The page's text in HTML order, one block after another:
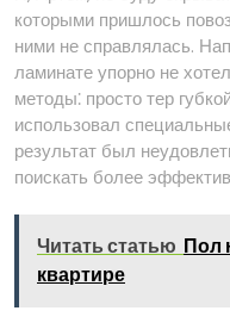
которыми пришлось
ними не справлялась.
ламинате упорно не
методы⁚ просто тер
использовал
результат был
поискать более
Читать статью Пол
квартире